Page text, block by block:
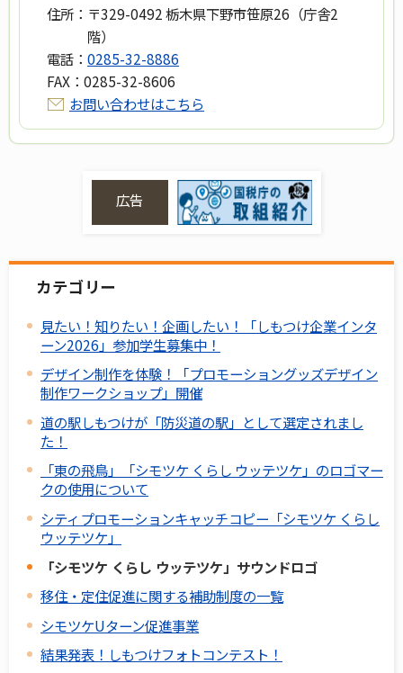
住所： 〒329-0492 栃木県下野市笹原26（庁舎2
階）
電話： 0285-32-8886
FAX： 0285-32-8606
お問い合わせはこちら
広告
カテゴリー
見たい！知りたい！企画したい！「しもつけ企業インタ
ーン2026」参加学生募集中！
デザイン制作を体験！「プロモーショングッズデザイン
制作ワークショップ」開催
道の駅しもつけが「防災道の駅」として選定されまし
た！
「東の飛鳥」「シモツケ くらし ウッテツケ」のロゴマー
クの使用について
シティプロモーションキャッチコピー「シモツケ くらし
ウッテツケ」
「シモツケ くらし ウッテツケ」サウンドロゴ
移住・定住促進に関する補助制度の一覧
シモツケUターン促進事業
結果発表！しもつけフォトコンテスト！